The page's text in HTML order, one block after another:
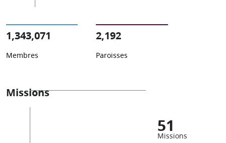
1,343,071
Membres
2,192
Paroisses
Missions
51
Missions